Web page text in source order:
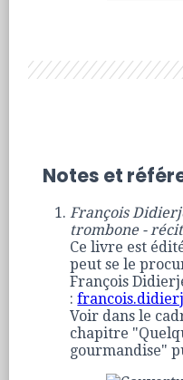
Notes et
François
trombone -
Ce livre est
peut se le
François
:
Voir dans le
chapitre
gourmandise"